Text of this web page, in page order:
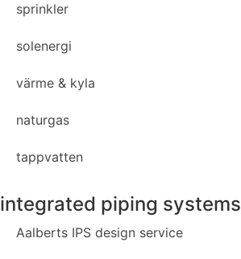
sprinkler
solenergi
värme & kyla
naturgas
tappvatten
integrated piping systems
Aalberts IPS design service